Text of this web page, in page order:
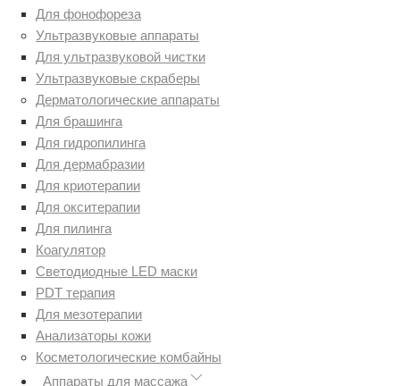
Для фонофореза
Ультразвуковые аппараты
Для ультразвуковой чистки
Ультразвуковые скраберы
Дерматологические аппараты
Для брашинга
Для гидропилинга
Для дермабразии
Для криотерапии
Для окситерапии
Для пилинга
Коагулятор
Светодиодные LED маски
PDT терапия
Для мезотерапии
Анализаторы кожи
Косметологические комбайны
Аппараты для массажа